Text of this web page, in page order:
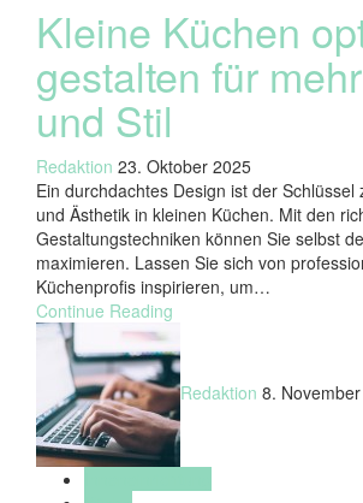
Kleine Küchen
gestalten für
und Stil
Redaktion 23. Oktober 2025
Ein durchdachtes Design ist der Schlüssel
und Ästhetik in kleinen Küchen. Mit den
Gestaltungstechniken können Sie selbst
maximieren. Lassen Sie sich von
Küchenprofis inspirieren, um…
Continue Reading
Redaktion 8.